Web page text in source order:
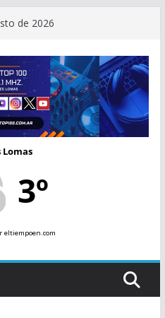
de 2026
Lomas
3º
eltiempoen.com